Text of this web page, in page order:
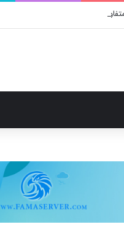
و زمان رونمایی احتمالی